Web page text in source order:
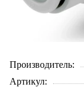
Производитель:
Артикул: